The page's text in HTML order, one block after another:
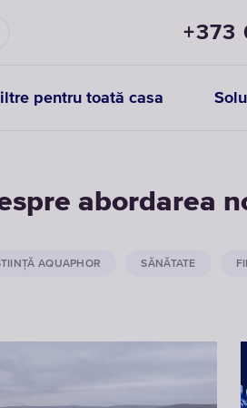
+373
pentru toată casa
abordarea
AQUAPHOR SĂNĂTATE